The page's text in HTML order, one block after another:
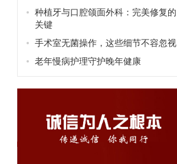
种植牙与口腔颌面外科：完美修复的
关键
手术室无菌操作，这些细节不容忽视
老年慢病护理守护晚年健康